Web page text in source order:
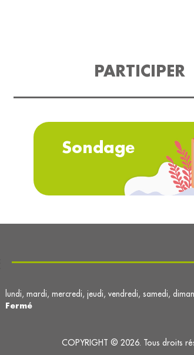
PARTICIPER
Sondage
lundi, mardi, mercredi, jeudi, vendredi, samedi,
Fermé
COPYRIGHT © 2026. Tous droits